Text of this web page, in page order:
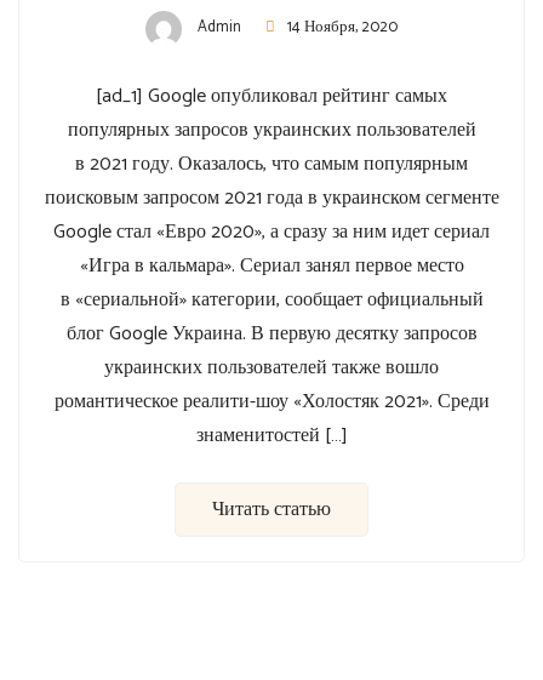
Admin 14 Ноября, 2020
[ad_1] Google опубликовал рейтинг самых
популярных запросов украинских пользователей
в 2021 году. Оказалось, что самым популярным
поисковым запросом 2021 года в украинском сегменте
Google стал «Евро 2020», а сразу за ним идет сериал
«Игра в кальмара». Сериал занял первое место
в «сериальной» категории, сообщает официальный
блог Google Украина. В первую десятку запросов
украинских пользователей также вошло
романтическое реалити-шоу «Холостяк 2021». Среди
знаменитостей […]
Читать статью